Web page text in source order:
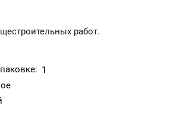
работ.
1